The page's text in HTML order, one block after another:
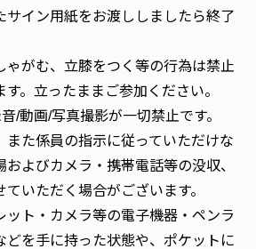
イン用紙をお渡ししましたら終了
がむ、立膝をつく等の行為は禁止
す。立ったままご参加ください。
/動画/写真撮影が一切禁止です。
また係員の指示に従っていただけな
およびカメラ・携帯電話等の没収、
いただく場合がございます。
ト・カメラ等の電子機器・ペンラ
どを手に持った状態や、ポケットに